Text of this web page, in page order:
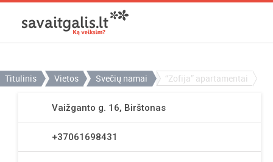
Titulinis Vietos Svečių namai “Zofija” apartamentai
Vaižganto g. 16, Birštonas
+37061698431